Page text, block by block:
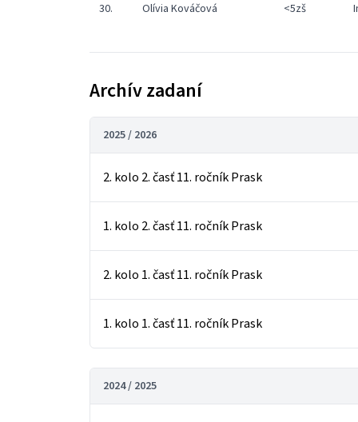
30. Olívia Kováčová <5zš
Archív zadaní
2025 / 2026
2. kolo 2. časť 11. ročník Prask
1. kolo 2. časť 11. ročník Prask
2. kolo 1. časť 11. ročník Prask
1. kolo 1. časť 11. ročník Prask
2024 / 2025